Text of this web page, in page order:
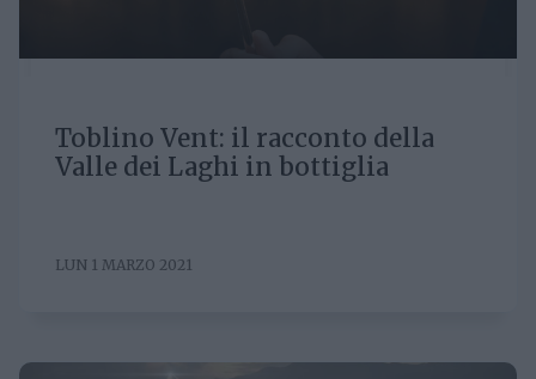
Toblino Vent: il racconto della
Valle dei Laghi in bottiglia
LUN 1 MARZO 2021